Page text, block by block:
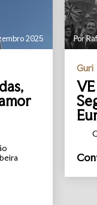
2025 Por
Guri